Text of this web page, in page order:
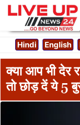
Hindi English
क्या आप भी देर
तो छोड़ दें ये 5